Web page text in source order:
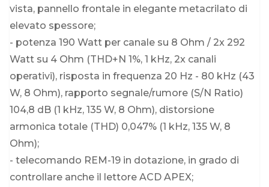
vista, pannello frontale in elegante metacrilato di
elevato spessore;
- potenza 190 Watt per canale su 8 Ohm / 2x 292
Watt su 4 Ohm (THD+N 1%, 1 kHz, 2x canali
operativi), risposta in frequenza 20 Hz - 80 kHz (43
W, 8 Ohm), rapporto segnale/rumore (S/N Ratio)
104,8 dB (1 kHz, 135 W, 8 Ohm), distorsione
armonica totale (THD) 0,047% (1 kHz, 135 W, 8
Ohm);
- telecomando REM-19 in dotazione, in grado di
controllare anche il lettore ACD APEX;